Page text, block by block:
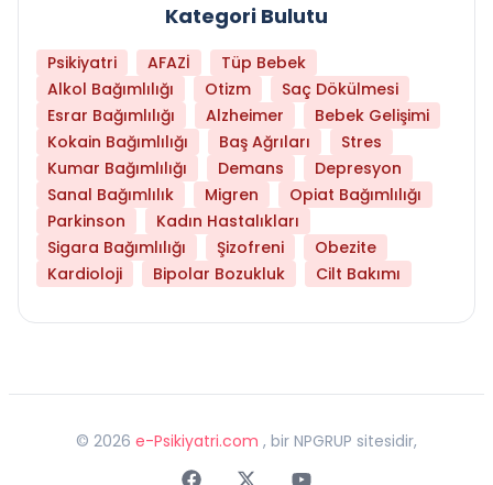
Kategori Bulutu
Psikiyatri AFAZİ
Tüp Bebek
Alkol Bağımlılığı
Otizm
Saç Dökülmesi
Esrar Bağımlılığı
Alzheimer
Bebek Gelişimi
Kokain Bağımlılığı
Baş Ağrıları
Stres
Kumar Bağımlılığı
Demans
Depresyon
Sanal Bağımlılık
Migren
Opiat Bağımlılığı
Parkinson
Kadın Hastalıkları
Sigara Bağımlılığı
Şizofreni
Obezite
Kardioloji
Bipolar Bozukluk Cilt Bakımı
© 2026 e-Psikiyatri.com , bir NPGRUP sitesidir,